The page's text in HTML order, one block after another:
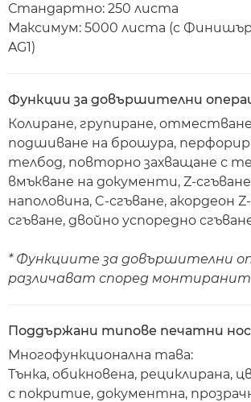
Стандартно: 250 листа
Максимум: 5000 листа (с
AG1)
Функции за довършителни
Колиране, групиране,
подшиване на брошура,
телбод, повторно захващане с
вмъкване на документи, Z-
наполовина, C-сгъване, акордеон
сгъване, двойно успоредно
* Функциите за довършителни
различават според
Поддържани типове печатни
Многофункционална тава:
Тънка, обикновена, рециклирана,
с покритие, документна,